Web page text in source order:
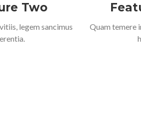
Two
legem sancimus
Quam temere